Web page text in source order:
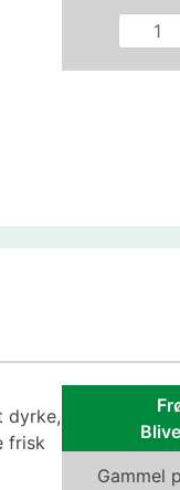
dyrke,
frisk
Gammel